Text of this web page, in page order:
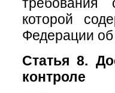
требования
которой
Федерации
Статья 8.
контроле